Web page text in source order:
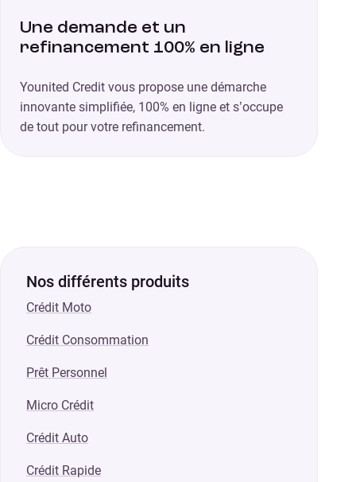
Une demande et un
refinancement 100% en ligne
Younited Credit vous propose une démarche
innovante simplifiée, 100% en ligne et s’occupe
de tout pour votre refinancement.
Nos différents produits
Crédit Moto
Crédit Consommation
Prêt Personnel
Micro Crédit
Crédit Auto
Crédit Rapide